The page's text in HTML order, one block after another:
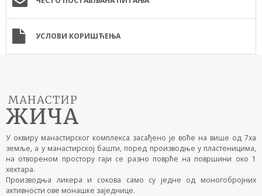
УСЛОВИ КОРИШЋЕЊА
У оквиру манастирског комплекса засађено је воће на више од 7ха
земље, а у манастирској башти, поред производње у пластеницима,
на отвореном простору гаји се разно поврће на површини око 1
хектара.
Производња ликера и сокова само су једне од моногобројних
активности ове монашке заједнице.